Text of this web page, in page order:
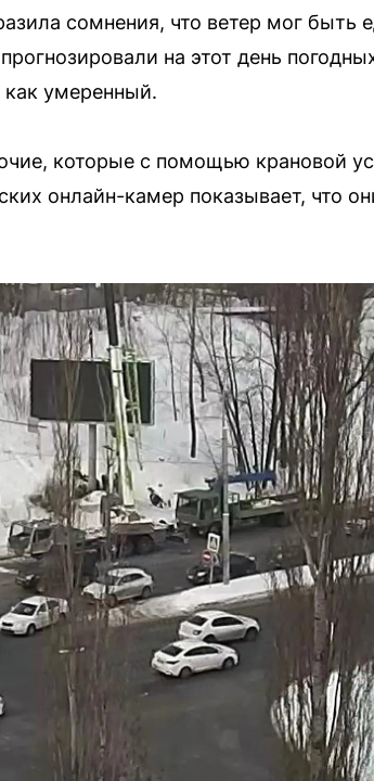
сомнения, что ветер мог быть
на этот день
как умеренный.
которые с помощью крановой
онлайн-камер показывает, что